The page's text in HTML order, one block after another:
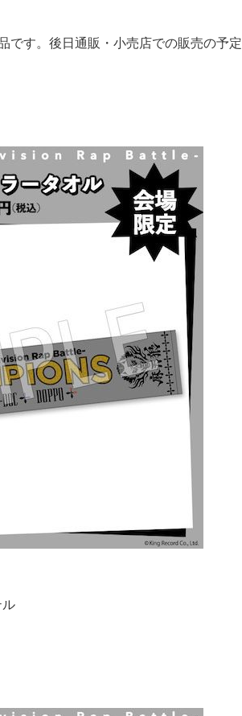
です。後日通販・小売店での販売の予定
ル